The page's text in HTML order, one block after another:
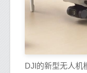
DJI的新型无人机